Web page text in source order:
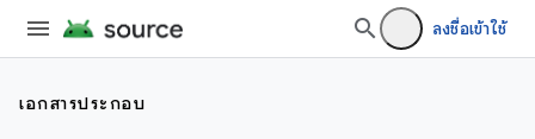
ลงชื่อเข้าใช้
เอกสารประกอบ